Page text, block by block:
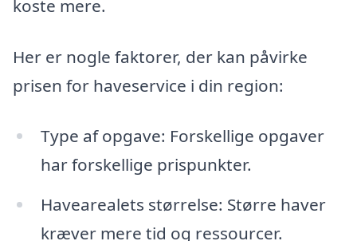
koste mere.
Her er nogle faktorer, der kan påvirke
prisen for haveservice i din region:
Type af opgave: Forskellige opgaver
har forskellige prispunkter.
Havearealets størrelse: Større haver
kræver mere tid og ressourcer.